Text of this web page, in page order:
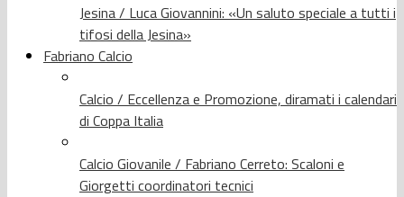
Jesina / Luca Giovannini: «Un saluto speciale a tutti i
tifosi della Jesina»
Fabriano Calcio
Calcio / Eccellenza e Promozione, diramati i calendari
di Coppa Italia
Calcio Giovanile / Fabriano Cerreto: Scaloni e
Giorgetti coordinatori tecnici